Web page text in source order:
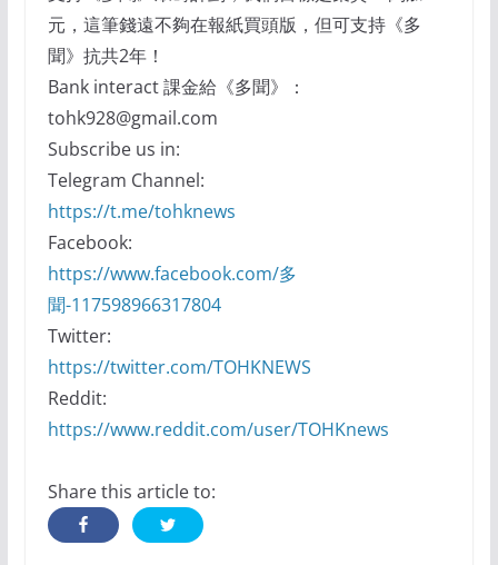
元，這筆錢遠不夠在報紙買頭版，但可支持《多
聞》抗共2年！
Bank interact 課金給《多聞》：
tohk928@gmail.com
Subscribe us in:
Telegram Channel:
https://t.me/tohknews
Facebook:
https://www.facebook.com/多
聞-117598966317804
Twitter:
https://twitter.com/TOHKNEWS
Reddit:
https://www.reddit.com/user/TOHKnews
Share this article to: